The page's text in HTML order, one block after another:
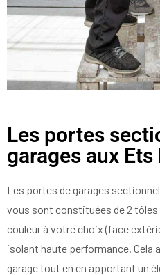
Les portes
garages aux
Les portes de garages
vous sont constituées de 2 tôles
couleur à votre choix (face
isolant haute performance. Cela
garage tout en en apportant un